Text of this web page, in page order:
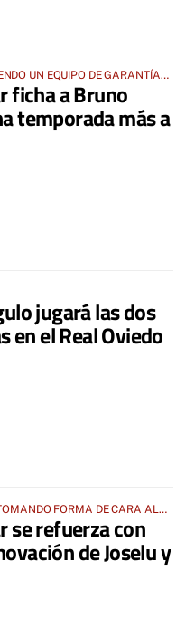
UN EQUIPO DE GARANTÍAS
ficha a Bruno
temporada más a
jugará las dos
en el Real Oviedo
FORMA DE CARA AL
se refuerza con
de Joselu y